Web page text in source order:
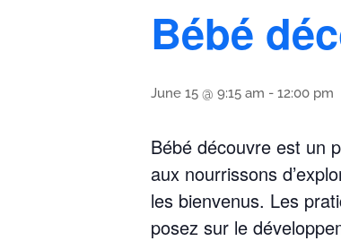
Bébé
June 15 @ 9:15 am - 12:00 pm
Bébé découvre est un
aux nourrissons
les bienvenus. Les
posez sur le